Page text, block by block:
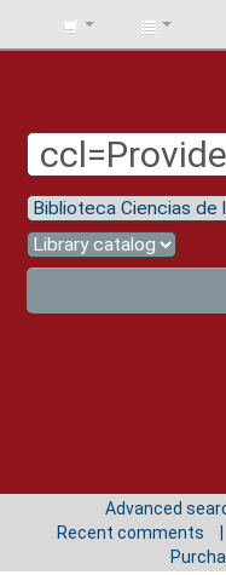
BIBLIOTECA
Advanced
Recent comments